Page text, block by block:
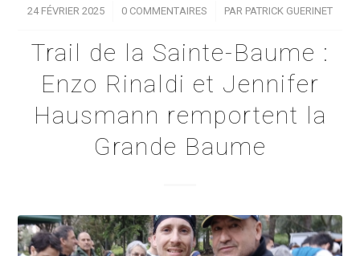
24 FÉVRIER 2025
/ 0 COMMENTAIRES
/ PAR PATRICK GUERINET
Trail de la Sainte-Baume :
Enzo Rinaldi et Jennifer
Hausmann remportent la
Grande Baume